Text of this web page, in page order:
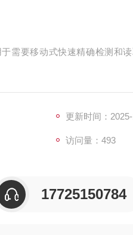
需要移动式快速精确检测和
更新时间：
访问量：493
17725150784